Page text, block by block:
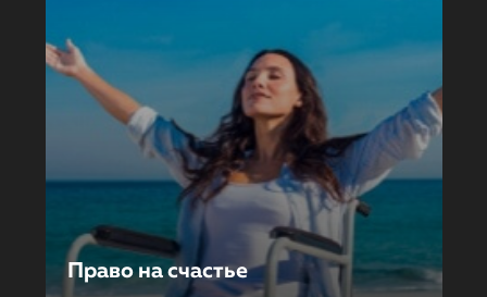
Право на счастье